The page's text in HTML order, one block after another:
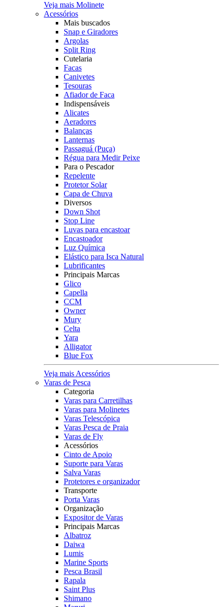
Veja mais Molinete
Acessórios
Mais buscados
Snap e Giradores
Argolas
Split Ring
Cutelaria
Facas
Canivetes
Tesouras
Afiador de Faca
Indispensáveis
Alicates
Aeradores
Balanças
Lanternas
Passaguá (Puça)
Régua para Medir Peixe
Para o Pescador
Repelente
Protetor Solar
Capa de Chuva
Diversos
Down Shot
Stop Line
Luvas para encastoar
Encastoador
Luz Química
Elástico para Isca Natural
Lubrificantes
Principais Marcas
Glico
Capella
CCM
Owner
Mury
Celta
Yara
Alligator
Blue Fox
Veja mais Acessórios
Varas de Pesca
Categoria
Varas para Carretilhas
Varas para Molinetes
Varas Telescópica
Varas Pesca de Praia
Varas de Fly
Acessórios
Cinto de Apoio
Suporte para Varas
Salva Varas
Protetores e organizador
Transporte
Porta Varas
Organização
Expositor de Varas
Principais Marcas
Albatroz
Daiwa
Lumis
Marine Sports
Pesca Brasil
Rapala
Saint Plus
Shimano